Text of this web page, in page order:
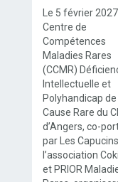
Le 5 février
Centre de
Compétences
Maladies Rares
(CCMR)
Intellectuelle et
Polyhandicap de
Cause Rare du
d’Angers, co-
par Les
l’association
et PRIOR